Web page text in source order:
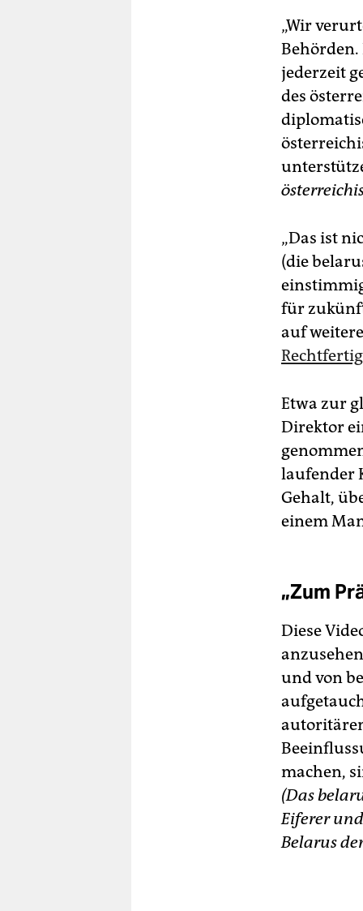
„Wir
jederzeit
des
„Das ist
(die
für
auf
Etwa zur
Direktor
laufender
Gehalt,
einem
„Zum
Diese
und von
machen,
(Das
Eiferer
Belarus